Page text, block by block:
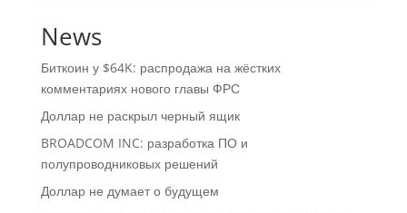
News
Биткоин у $64K: распродажа на жёстких
комментариях нового главы ФРС
Доллар не раскрыл черный ящик
BROADCOM INC: разработка ПО и
полупроводниковых решений
Доллар не думает о будущем